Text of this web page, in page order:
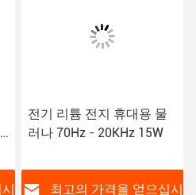
전기 리튬 전지 휴대용 물
러나 70Hz - 20KHz 15W
최고의 가격을 얻으십시